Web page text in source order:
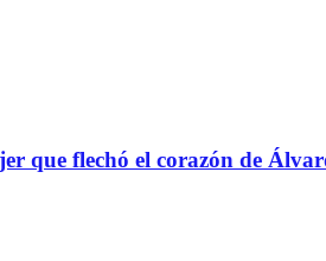
que flechó el corazón de